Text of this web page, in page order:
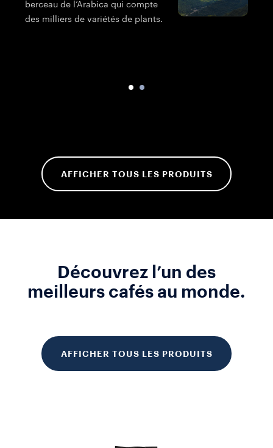
berceau de l’Arabica qui compte
des milliers de variétés de plants.
AFFICHER TOUS LES PRODUITS
Découvrez l’un des
meilleurs cafés au monde.
AFFICHER TOUS LES PRODUITS